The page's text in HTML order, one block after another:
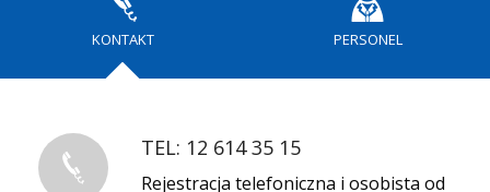
KONTAKT PERSONEL
TEL: 12 614 35 15
Rejestracja telefoniczna i osobista od